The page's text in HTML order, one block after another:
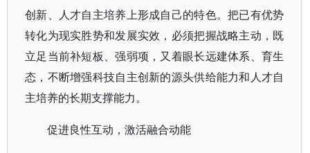
创新、人才自主培养上形成自己的特色。把已有优势
转化为现实胜势和发展实效，必须把握战略主动，既
立足当前补短板、强弱项，又着眼长远建体系、育生
态，不断增强科技自主创新的源头供给能力和人才自
主培养的长期支撑能力。
促进良性互动，激活融合动能